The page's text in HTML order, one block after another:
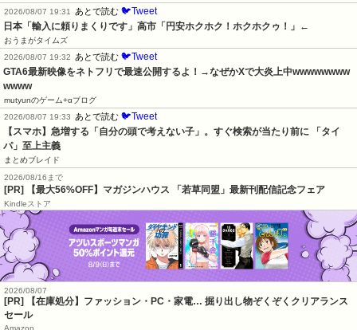
2026/08/07 19:31
あとで読む 🐦Tweet
日本「輸入に頼りまくりです」高市「円安ホクホク！ホクホクゥ！」←
おうまがタイムズ
2026/08/07 19:32
あとで読む 🐦Tweet
GTA6最新映像をネトフリで最速公開するよ！→なぜかXで大炎上中wwwwwwww
wwww
mutyunのゲーム+αブログ
2026/08/07 19:33
あとで読む 🐦Tweet
【スマホ】急増する「自分の頭で考えない子」。すぐ検索が当たり前に 「タイ
パ」至上主義
まとめブレイド
2026/08/16まで
[PR] 【最大56%OFF】マガジンハウス 「若草同盟」最新刊配信記念フェア
Kindleストア
2026/08/07
[PR] 【在庫処分】ファッション・PC・家電… 掘り出し物ぞくぞくクリアランス
セール
Amazon